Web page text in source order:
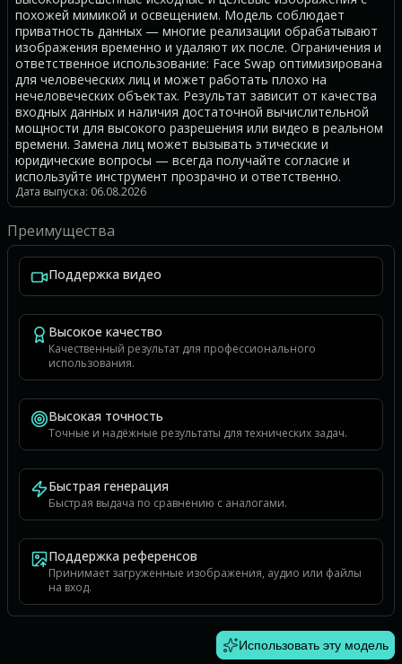
похожей мимикой и освещением. Модель соблюдает
приватность данных — многие реализации обрабатывают
изображения временно и удаляют их после. Ограничения и
ответственное использование: Face Swap оптимизирована
для человеческих лиц и может работать плохо на
нечеловеческих объектах. Результат зависит от качества
входных данных и наличия достаточной вычислительной
мощности для высокого разрешения или видео в реальном
времени. Замена лиц может вызывать этические и
юридические вопросы — всегда получайте согласие и
используйте инструмент прозрачно и ответственно.
Дата выпуска: 06.08.2026
Преимущества
Поддержка видео
Высокое качество
Качественный результат для профессионального
использования.
Высокая точность
Точные и надёжные результаты для технических задач.
Быстрая генерация
Быстрая выдача по сравнению с аналогами.
Поддержка референсов
Принимает загруженные изображения, аудио или файлы
на вход.
Использовать эту модель